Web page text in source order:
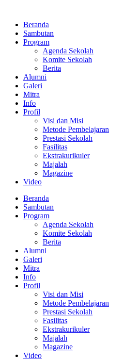
kontenBeranda
Sambutan
Program
Agenda Sekolah
Komite Sekolah
Berita
Alumni
Galeri
Mitra
Info
Profil
Visi dan Misi
Metode Pembelajaran
Prestasi Sekolah
Fasilitas
Ekstrakurikuler
Majalah
Magazine
Video
Beranda
Sambutan
Program
Agenda Sekolah
Komite Sekolah
Berita
Alumni
Galeri
Mitra
Info
Profil
Visi dan Misi
Metode Pembelajaran
Prestasi Sekolah
Fasilitas
Ekstrakurikuler
Majalah
Magazine
Video